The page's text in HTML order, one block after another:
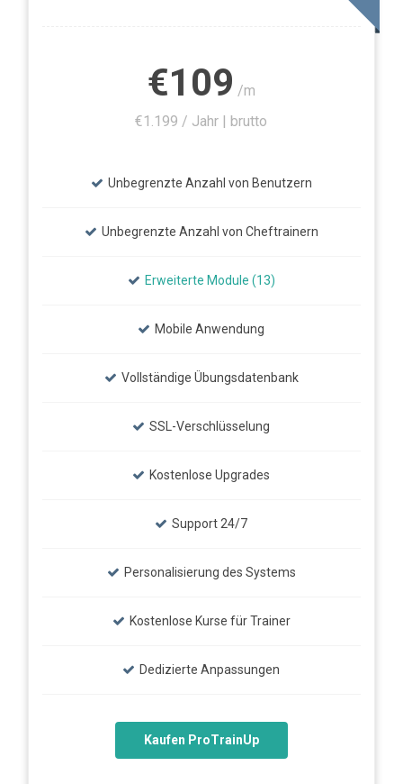
€109 /m
€1.199 / Jahr | brutto
Unbegrenzte Anzahl von Benutzern
Unbegrenzte Anzahl von Cheftrainern
Erweiterte Module (13)
Mobile Anwendung
Vollständige Übungsdatenbank
SSL-Verschlüsselung
Kostenlose Upgrades
Support 24/7
Personalisierung des Systems
Kostenlose Kurse für Trainer
Dedizierte Anpassungen
Kaufen ProTrainUp